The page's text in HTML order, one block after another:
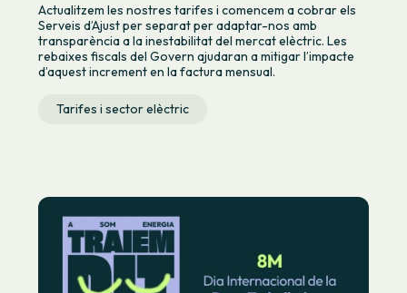
Actualitzem les nostres tarifes i comencem a cobrar els
Serveis d’Ajust per separat per adaptar-nos amb
transparència a la inestabilitat del mercat elèctric. Les
rebaixes fiscals del Govern ajudaran a mitigar l’impacte
d’aquest increment en la factura mensual.
Tarifes i sector elèctric